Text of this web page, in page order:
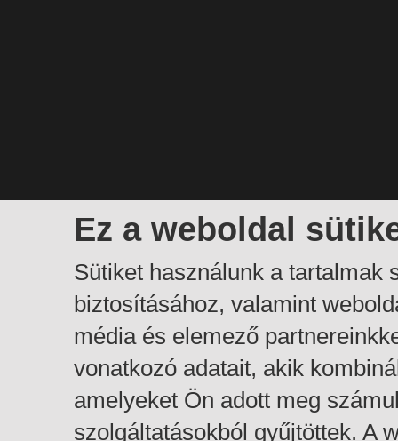
Ez a weboldal
Sütiket használunk a tartalmak
biztosításához, valamint
média és elemező
vonatkozó adatait, akik
amelyeket Ön adott meg
szolgáltatásokból gyűjtöttek. A